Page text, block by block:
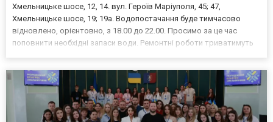
Хмельницьке шосе, 12, 14. вул. Героїв Маріуполя, 45; 47,
Хмельницьке шосе, 19; 19а. Водопостачання буде тимчасово
відновлено, орієнтовно, з 18.00 до 22.00. Просимо за це час
поповнити необхідні запаси води. Ремонтні роботи триватимуть